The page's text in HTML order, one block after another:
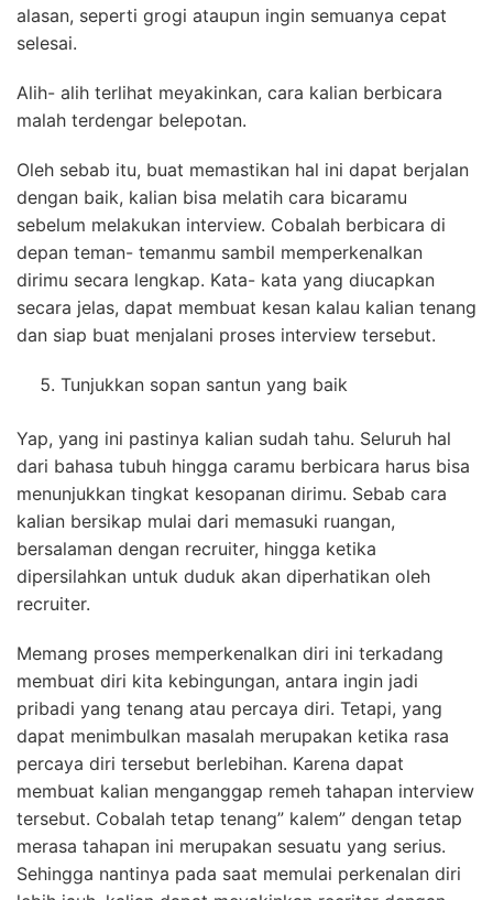
alasan, seperti grogi ataupun ingin semuanya cepat
selesai.
Alih- alih terlihat meyakinkan, cara kalian berbicara
malah terdengar belepotan.
Oleh sebab itu, buat memastikan hal ini dapat berjalan
dengan baik, kalian bisa melatih cara bicaramu
sebelum melakukan interview. Cobalah berbicara di
depan teman- temanmu sambil memperkenalkan
dirimu secara lengkap. Kata- kata yang diucapkan
secara jelas, dapat membuat kesan kalau kalian tenang
dan siap buat menjalani proses interview tersebut.
Tunjukkan sopan santun yang baik
Yap, yang ini pastinya kalian sudah tahu. Seluruh hal
dari bahasa tubuh hingga caramu berbicara harus bisa
menunjukkan tingkat kesopanan dirimu. Sebab cara
kalian bersikap mulai dari memasuki ruangan,
bersalaman dengan recruiter, hingga ketika
dipersilahkan untuk duduk akan diperhatikan oleh
recruiter.
Memang proses memperkenalkan diri ini terkadang
membuat diri kita kebingungan, antara ingin jadi
pribadi yang tenang atau percaya diri. Tetapi, yang
dapat menimbulkan masalah merupakan ketika rasa
percaya diri tersebut berlebihan. Karena dapat
membuat kalian menganggap remeh tahapan interview
tersebut. Cobalah tetap tenang” kalem” dengan tetap
merasa tahapan ini merupakan sesuatu yang serius.
Sehingga nantinya pada saat memulai perkenalan diri